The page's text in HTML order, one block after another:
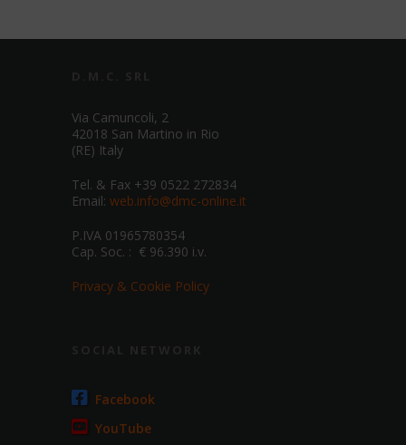
Via Camuncoli, 2
42018 San Martino in Rio
(RE) Italy
Tel. & Fax +39 0522 272834
Email: web.info@dmc-online.it
P.IVA 01965780354
Cap. Soc. : € 96.390 i.v.
Privacy & Cookie Policy
Facebook
YouTube